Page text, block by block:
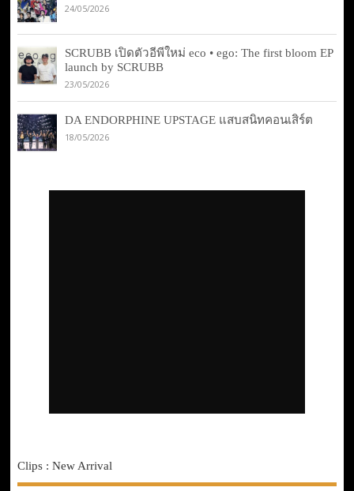
24/05/2026
SCRUBB เปิดตัวอีพีใหม่ eco • ego: The first bloom EP
launch by SCRUBB
23/05/2026
DA ENDORPHINE UPSTAGE แสบสนิทคอนเสิร์ต
18/05/2026
Clips : New Arrival